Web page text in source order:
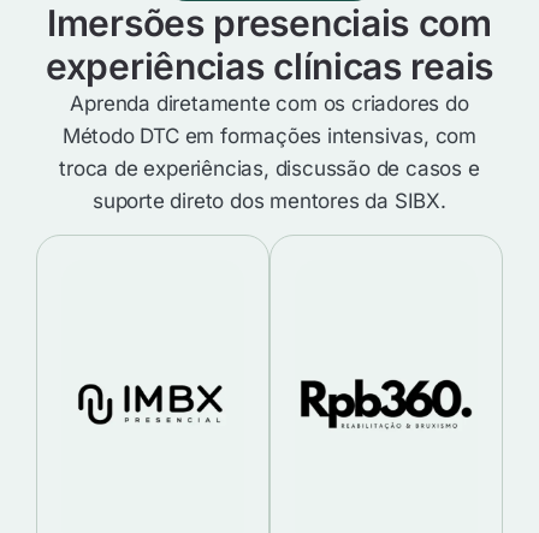
Imersões presenciais com
experiências clínicas reais
Aprenda diretamente com os criadores do
Método DTC em formações intensivas, com
troca de experiências, discussão de casos e
suporte direto dos mentores da SIBX.